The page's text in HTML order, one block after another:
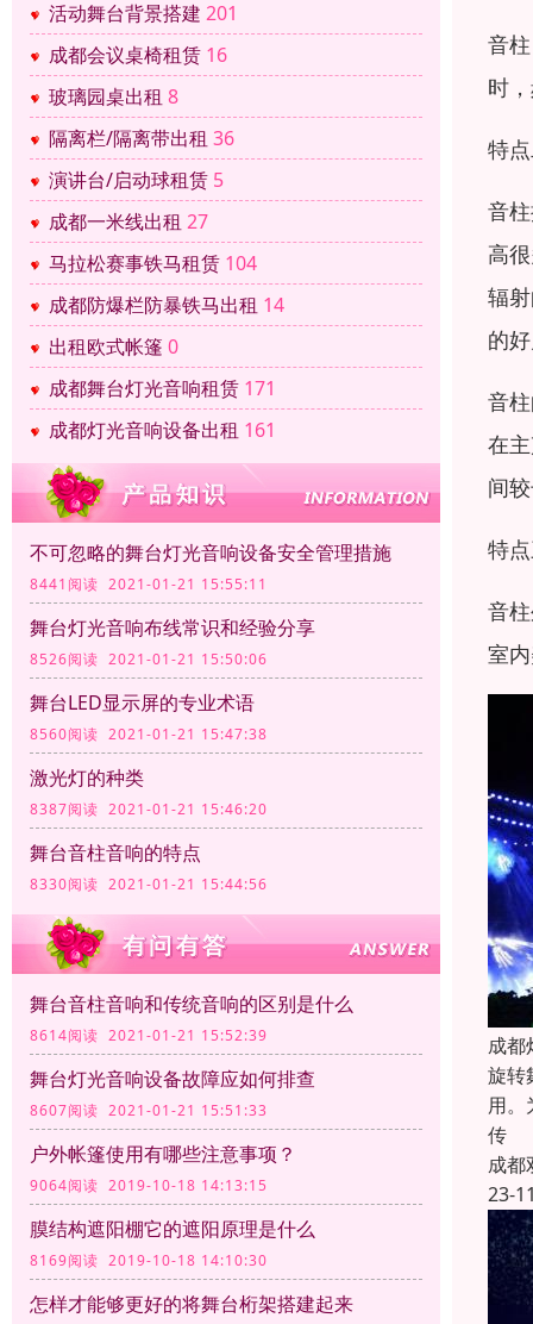
活动舞台背景搭建 201
成都会议桌椅租赁 16
玻璃园桌出租 8
隔离栏/隔离带出租 36
演讲台/启动球租赁 5
成都一米线出租 27
马拉松赛事铁马租赁 104
成都防爆栏防暴铁马出租 14
出租欧式帐篷 0
成都舞台灯光音响租赁 171
成都灯光音响设备出租 161
不可忽略的舞台灯光音响设备安全管理措施
8441阅读 2021-01-21 15:55:11
舞台灯光音响布线常识和经验分享
8526阅读 2021-01-21 15:50:06
舞台LED显示屏的专业术语
8560阅读 2021-01-21 15:47:38
激光灯的种类
8387阅读 2021-01-21 15:46:20
舞台音柱音响的特点
8330阅读 2021-01-21 15:44:56
舞台音柱音响和传统音响的区别是什么
8614阅读 2021-01-21 15:52:39
舞台灯光音响设备故障应如何排查
8607阅读 2021-01-21 15:51:33
户外帐篷使用有哪些注意事项？
9064阅读 2019-10-18 14:13:15
膜结构遮阳棚它的遮阳原理是什么
8169阅读 2019-10-18 14:10:30
怎样才能够更好的将舞台桁架搭建起来
音
时
特
音
高
辐
的
音
在
间
特
音
室
成都
旋转
用。
传
成都
23-